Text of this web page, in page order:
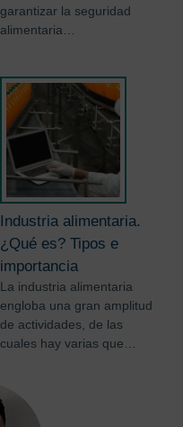
garantizar la seguridad
alimentaria…
Industria alimentaria.
¿Qué es? Tipos e
importancia
La industria alimentaria
engloba una gran amplitud
de actividades, de las
cuales hay varias que…